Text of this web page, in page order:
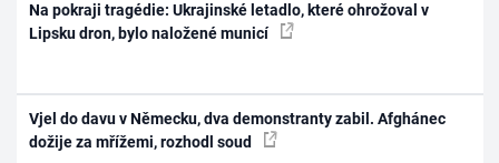
Na pokraji tragédie: Ukrajinské letadlo, které ohrožoval v
Lipsku dron, bylo naložené municí
Vjel do davu v Německu, dva demonstranty zabil. Afghánec
dožije za mřížemi, rozhodl soud